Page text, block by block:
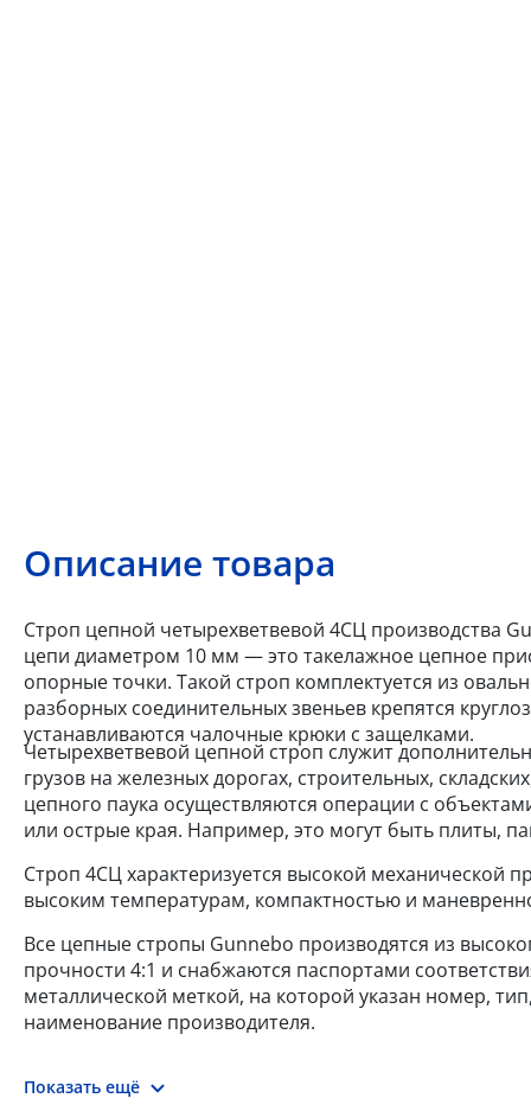
Описание товара
Строп цепной четырехветвевой 4СЦ производства
цепи диаметром 10 мм — это такелажное цепное
опорные точки. Такой строп комплектуется из
разборных соединительных звеньев крепятся
устанавливаются чалочные крюки с защелками.
Четырехветвевой цепной строп служит
грузов на железных дорогах, строительных,
цепного паука осуществляются операции с
или острые края. Например, это могут быть плиты,
Строп 4СЦ характеризуется высокой механической
высоким температурам, компактностью и
Все цепные стропы Gunnebo производятся из
прочности 4:1 и снабжаются паспортами
металлической меткой, на которой указан номер,
наименование производителя.
Показать ещё